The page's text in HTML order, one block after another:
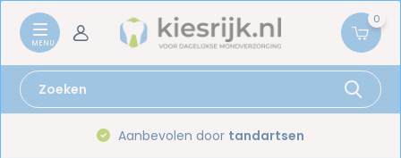
0
Aanbevolen door tandartsen